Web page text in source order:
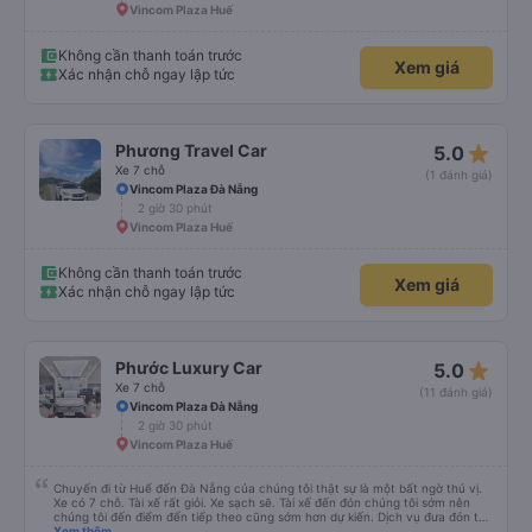
Vincom Plaza Huế
Không cần thanh toán trước
Xác nhận chỗ ngay lập tức
Xem giá
Phương Travel Car
Xe 7 chỗ
5.0 star_rate
(1 đánh giá)
Vincom Plaza Đà Nẵng
2 giờ 30 phút
Vincom Plaza Huế
Không cần thanh toán trước
Xác nhận chỗ ngay lập tức
Xem giá
Phước Luxury Car
Xe 7 chỗ
5.0 star_rate
(11 đánh giá)
Vincom Plaza Đà Nẵng
2 giờ 30 phút
Vincom Plaza Huế
Chuyến đi từ Huế đến Đà Nẵng của chúng tôi thật sự là một bất ngờ thú vị.
Xe có 7 chỗ. Tài xế rất giỏi. Xe sạch sẽ. Tài xế đến đón chúng tôi sớm nên
chúng tôi đến điểm đến tiếp theo cũng sớm hơn dự kiến. Dịch vụ đưa đón tận